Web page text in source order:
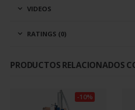
VIDEOS
RATINGS (0)
PRODUCTOS RELACIONADOS
-10%